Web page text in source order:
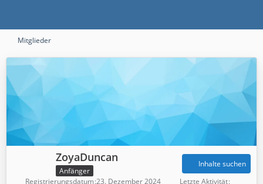
Mitglieder
ZoyaDuncan
Anfänger
Inhalte suchen
Registrierungsdatum 23. Dezember 2024
Letzte Aktivität